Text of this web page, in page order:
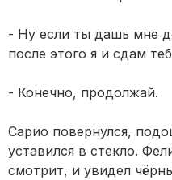
- Ну если ты дашь мне
после этого я и сдам
- Конечно, продолжай.
Сарио повернулся,
уставился в стекло.
смотрит, и увидел